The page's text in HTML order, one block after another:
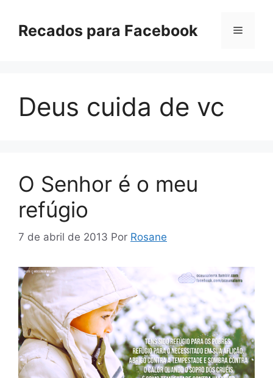
paraRecados para Facebook Menu
Deus cuida de vc
O Senhor é o meu
refúgio
7 de abril de 2013 Por Rosane